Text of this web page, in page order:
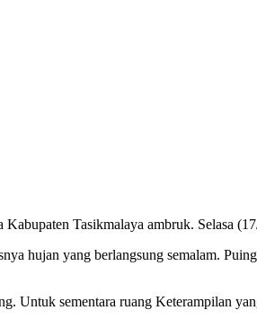
Tasikmalaya ambruk. Selasa
hujan yang berlangsung semalam.
Untuk sementara ruang Keterampilan